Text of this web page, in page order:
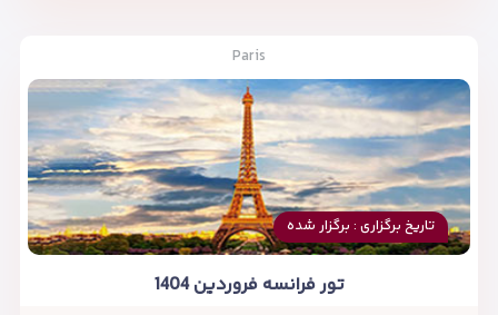
Paris
تاریخ برگزاری : برگزار شده
تور فرانسه فروردین 1404